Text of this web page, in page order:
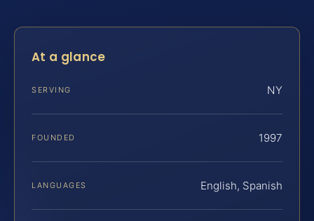
At a glance
SERVING NY
FOUNDED 1997
LANGUAGES English, Spanish